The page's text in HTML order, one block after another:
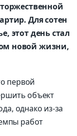
Для сотен
этот день стал
новой жизни,
первой
объект
однако из-за
работ